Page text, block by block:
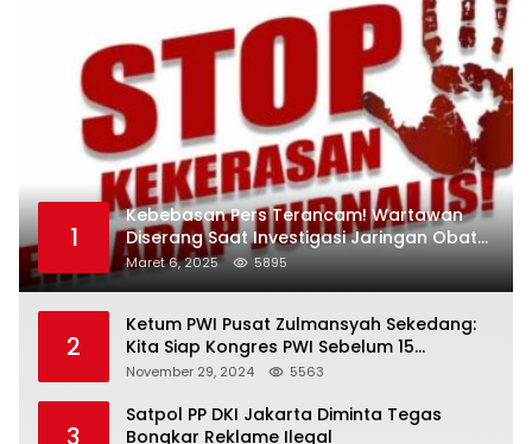
1
Kebebasan Pers Terancam! Wartawan
Diserang Saat Investigasi Jaringan Obat
Terlarang
Maret 6, 2025 5895
2
Ketum PWI Pusat Zulmansyah Sekedang:
Kita Siap Kongres PWI Sebelum 15
Desember 2024
November 29, 2024 5563
3
Satpol PP DKI Jakarta Diminta Tegas
Bongkar Reklame Ilegal